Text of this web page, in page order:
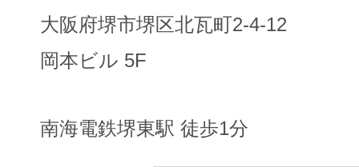
大阪府堺市堺区北瓦町2-4-12
岡本ビル 5F
南海電鉄堺東駅 徒歩1分